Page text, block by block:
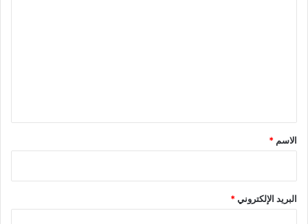
*
الاسم *
البريد الإلكتروني*